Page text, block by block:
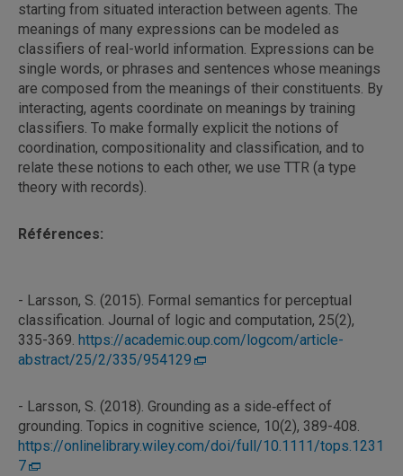
starting from situated interaction between agents. The
meanings of many expressions can be modeled as
classifiers of real-world information. Expressions can be
single words, or phrases and sentences whose meanings
are composed from the meanings of their constituents. By
interacting, agents coordinate on meanings by training
classifiers. To make formally explicit the notions of
coordination, compositionality and classification, and to
relate these notions to each other, we use TTR (a type
theory with records).
Références:
- Larsson, S. (2015). Formal semantics for perceptual
classification. Journal of logic and computation, 25(2),
335-369. https://academic.oup.com/logcom/article-
abstract/25/2/335/954129
- Larsson, S. (2018). Grounding as a side‐effect of
grounding. Topics in cognitive science, 10(2), 389-408.
https://onlinelibrary.wiley.com/doi/full/10.1111/tops.1231
7